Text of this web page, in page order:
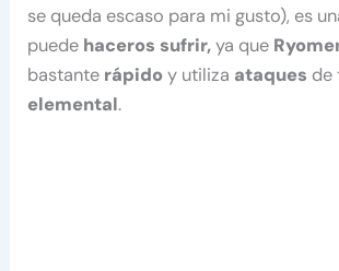
se queda escaso para mi gusto), es
puede haceros sufrir,ya que
bastante rápidoy utiliza ataques de
elemental.